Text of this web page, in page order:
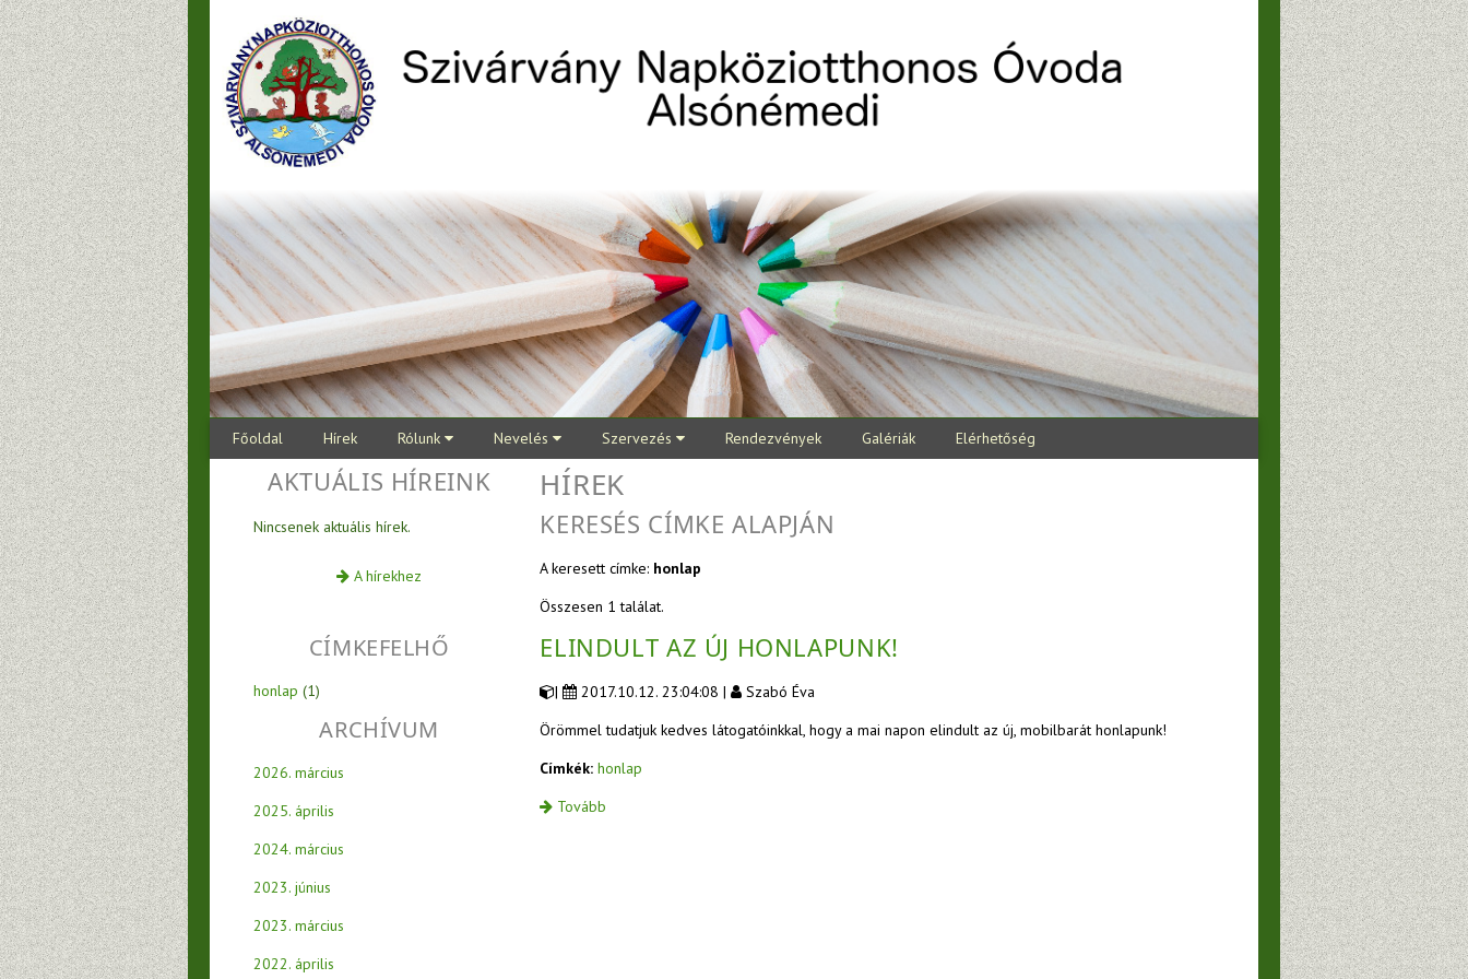
Főoldal Hírek Rólunk Nevelés Szervezés Rendezvények Galériák Elérhetőség
AKTUÁLIS HÍREINK
Nincsenek aktuális hírek.
A hírekhez
CÍMKEFELHŐ
honlap (1)
ARCHÍVUM
2026. március
2025. április
2024. március
2023. június
2023. március
2022. április
HÍREK
KERESÉS CÍMKE ALAPJÁN
A keresett címke: honlap
Összesen 1 találat.
ELINDULT AZ ÚJ HONLAPUNK!
| 2017.10.12. 23:04:08 |
Szabó Éva
Örömmel tudatjuk kedves látogatóinkkal, hogy a mai napon elindult az új, mobilbarát honlapunk!
Címkék: honlap
Tovább